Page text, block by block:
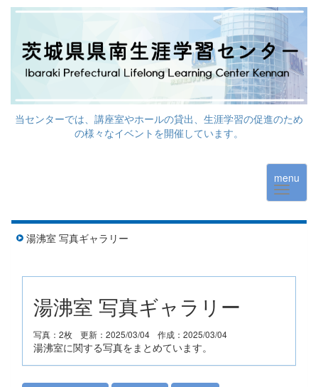
当センターでは、講座室やホールの貸出、生涯学習の促進のため
の様々なイベントを開催しています。
menu
湯沸室 写真ギャラリー
湯沸室 写真ギャラリー
写真：2枚 更新：2025/03/04 作成：2025/03/04
湯沸室に関する写真をまとめています。